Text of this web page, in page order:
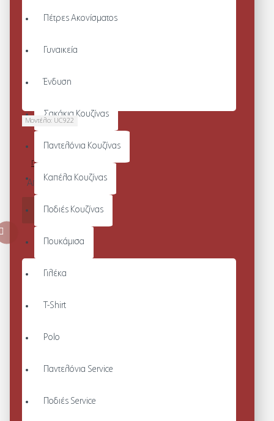
Πέτρες Ακονίσματος
Γυναικεία
Ένδυση
Σακάκια Κουζίνας
Παντελόνια Κουζίνας
Καπέλα Κουζίνας
Ποδιές Κουζίνας
Πουκάμισα
Γιλέκα
T-Shirt
Polo
Παντελόνια Service
Ποδιές Service
Μοντέλο: UC922
ΙΑΤΡΙΚΌ
ΠΑΝΤΕΛΌΝΙ
Από 22,31€
ΚΑΛΆΘΙ